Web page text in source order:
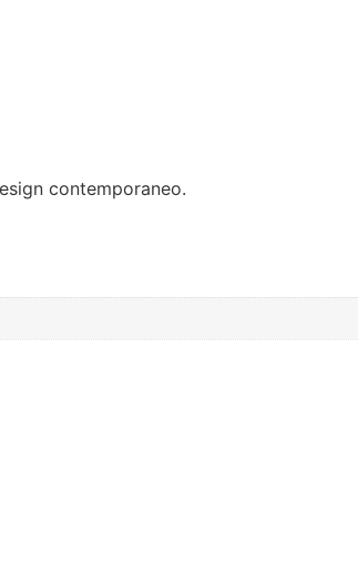
contemporaneo.